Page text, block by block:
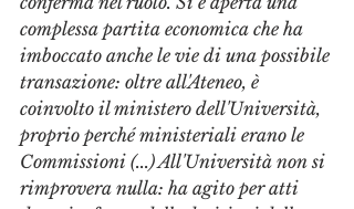
complessa partita economica che ha
imboccato anche le vie di una possibile
transazione: oltre all'Ateneo, è
coinvolto il ministero dell'Università,
proprio perché ministeriali erano le
Commissioni (...) All'Università non si
rimprovera nulla: ha agito per atti